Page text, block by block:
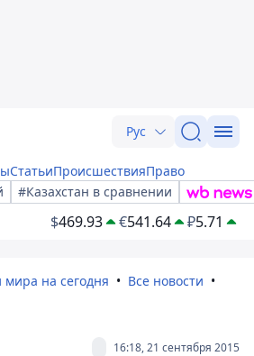
Рус
СтатьиПроисшествияПраво
#Казахстан в сравнении
$469.93 €541.64 ₽5.71
мира на сегодня
Все новости
16:18, 21 сентября 2015